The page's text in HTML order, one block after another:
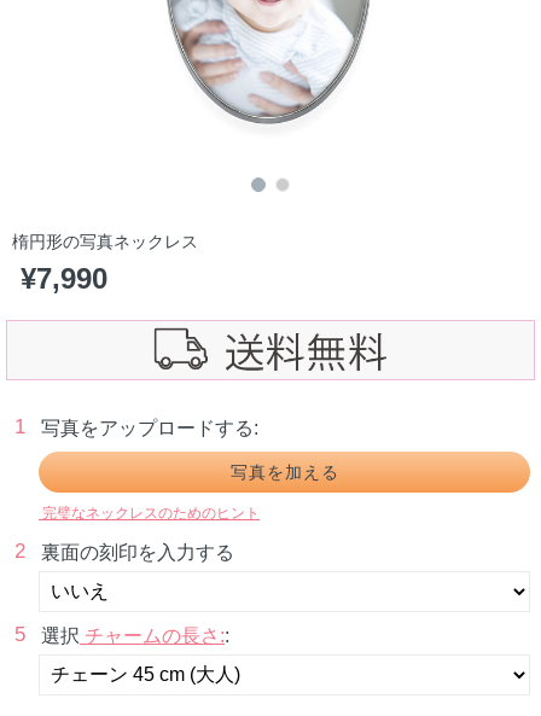
楕円形の写真ネックレス
¥7,990
1 写真をアップロードする:
完璧なネックレスのためのヒント
2 裏面の刻印を入力する
5 選択 チャームの長さ::